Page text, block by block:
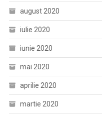
august 2020
iulie 2020
iunie 2020
mai 2020
aprilie 2020
martie 2020